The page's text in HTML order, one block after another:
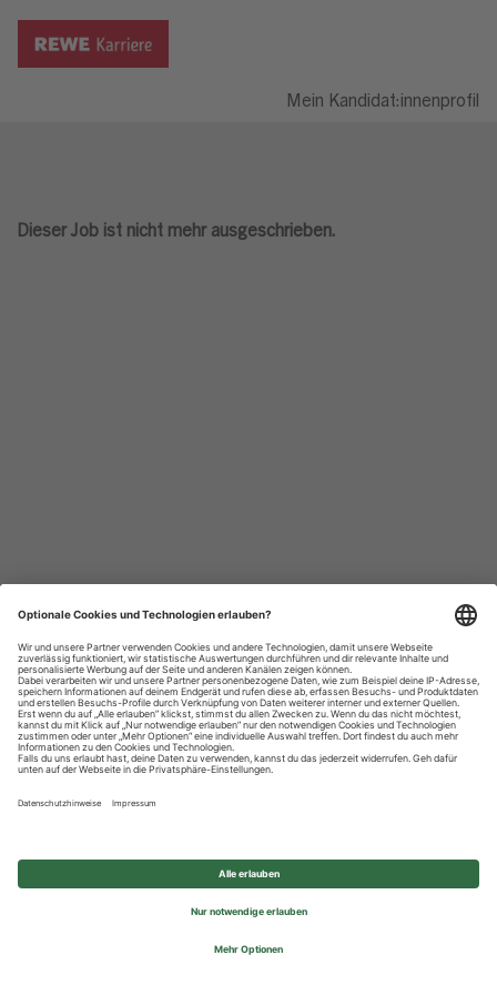
Mein Kandidat:innenprofil
Dieser Job ist nicht mehr ausgeschrieben.
Datenschutzhinweise
Impressum
Privatsphäre-Einstellungen
© 2026 REWE Group - All rights reserved